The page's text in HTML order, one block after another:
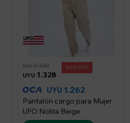
UYU 1.328
UYU3.320 60
UYU 1.262
Pantalón cargo para Mujer
UFO Nolita Beige